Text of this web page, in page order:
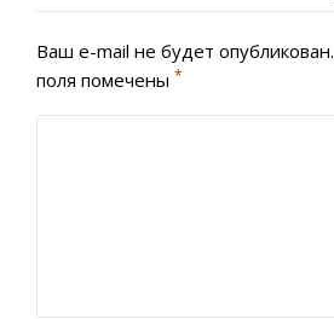
Ваш e-mail не будет опубликован.
поля помечены *